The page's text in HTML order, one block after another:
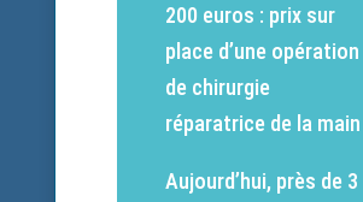
200 euros : prix sur
place d’une opération
de chirurgie
réparatrice de la main
Aujourd’hui, près de 3